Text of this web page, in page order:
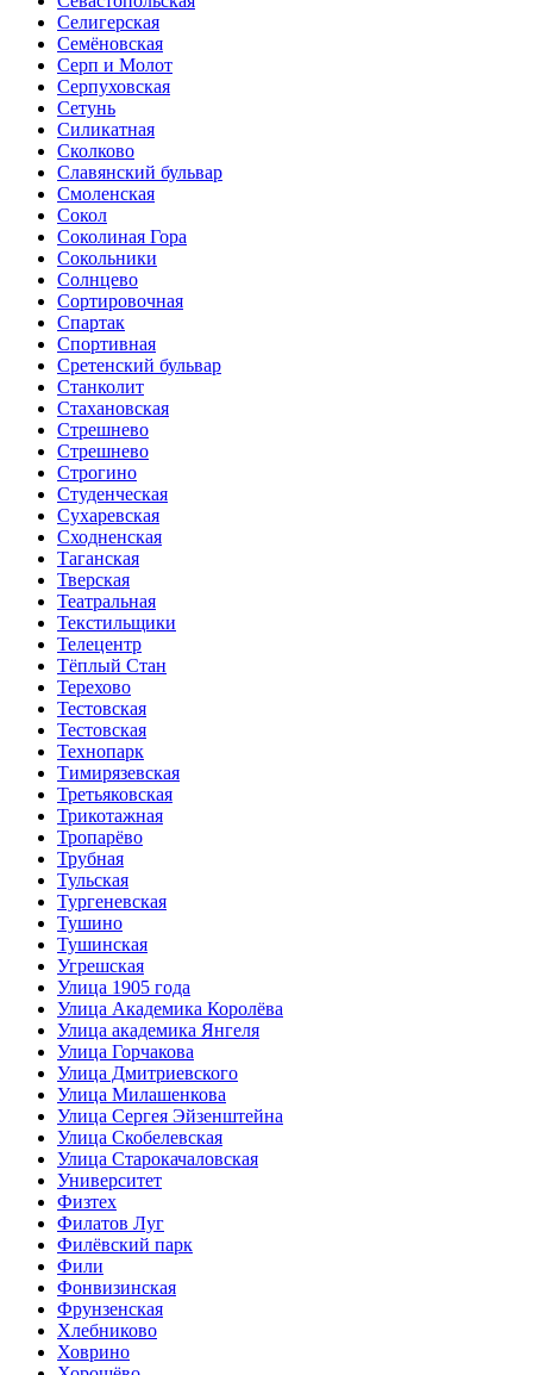
Селигерская
Семёновская
Серп и Молот
Серпуховская
Сетунь
Силикатная
Сколково
Славянский бульвар
Смоленская
Сокол
Соколиная Гора
Сокольники
Солнцево
Сортировочная
Спартак
Спортивная
Сретенский бульвар
Станколит
Стахановская
Стрешнево
Стрешнево
Строгино
Студенческая
Сухаревская
Сходненская
Таганская
Тверская
Театральная
Текстильщики
Телецентр
Тёплый Стан
Терехово
Тестовская
Тестовская
Технопарк
Тимирязевская
Третьяковская
Трикотажная
Тропарёво
Трубная
Тульская
Тургеневская
Тушино
Тушинская
Угрешская
Улица 1905 года
Улица Академика Королёва
Улица академика Янгеля
Улица Горчакова
Улица Дмитриевского
Улица Милашенкова
Улица Сергея Эйзенштейна
Улица Скобелевская
Улица Старокачаловская
Университет
Физтех
Филатов Луг
Филёвский парк
Фили
Фонвизинская
Фрунзенская
Хлебниково
Ховрино